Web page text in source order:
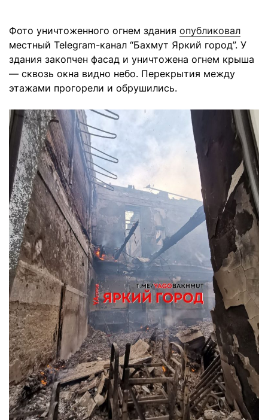
Фото уничтоженного огнем здания опубликовал
местный Telegram-канал “Бахмут Яркий город”. У
здания закопчен фасад и уничтожена огнем крыша
— сквозь окна видно небо. Перекрытия между
этажами прогорели и обрушились.